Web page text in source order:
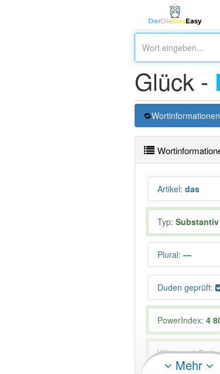
Glück -
Wortinformationen
Artikel: das
Typ: Substantiv
Plural: —
Duden geprüft:
PowerIndex: 4
Wörter mit
Mehr